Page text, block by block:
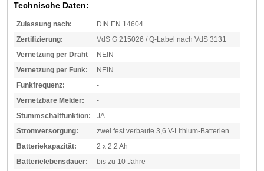
Technische Daten:
Zulassung nach:
DIN EN 14604
Zertifizierung:
VdS G 215026 / Q-Label nach VdS 3131
Vernetzung per Draht
NEIN
Vernetzung per Funk:
NEIN
Funkfrequenz:
-
Vernetzbare Melder:
-
Stummschaltfunktion:
JA
Stromversorgung:
zwei fest verbaute 3,6 V-Lithium-Batterien
Batteriekapazität:
2 x 2,2 Ah
Batterielebensdauer:
bis zu 10 Jahre